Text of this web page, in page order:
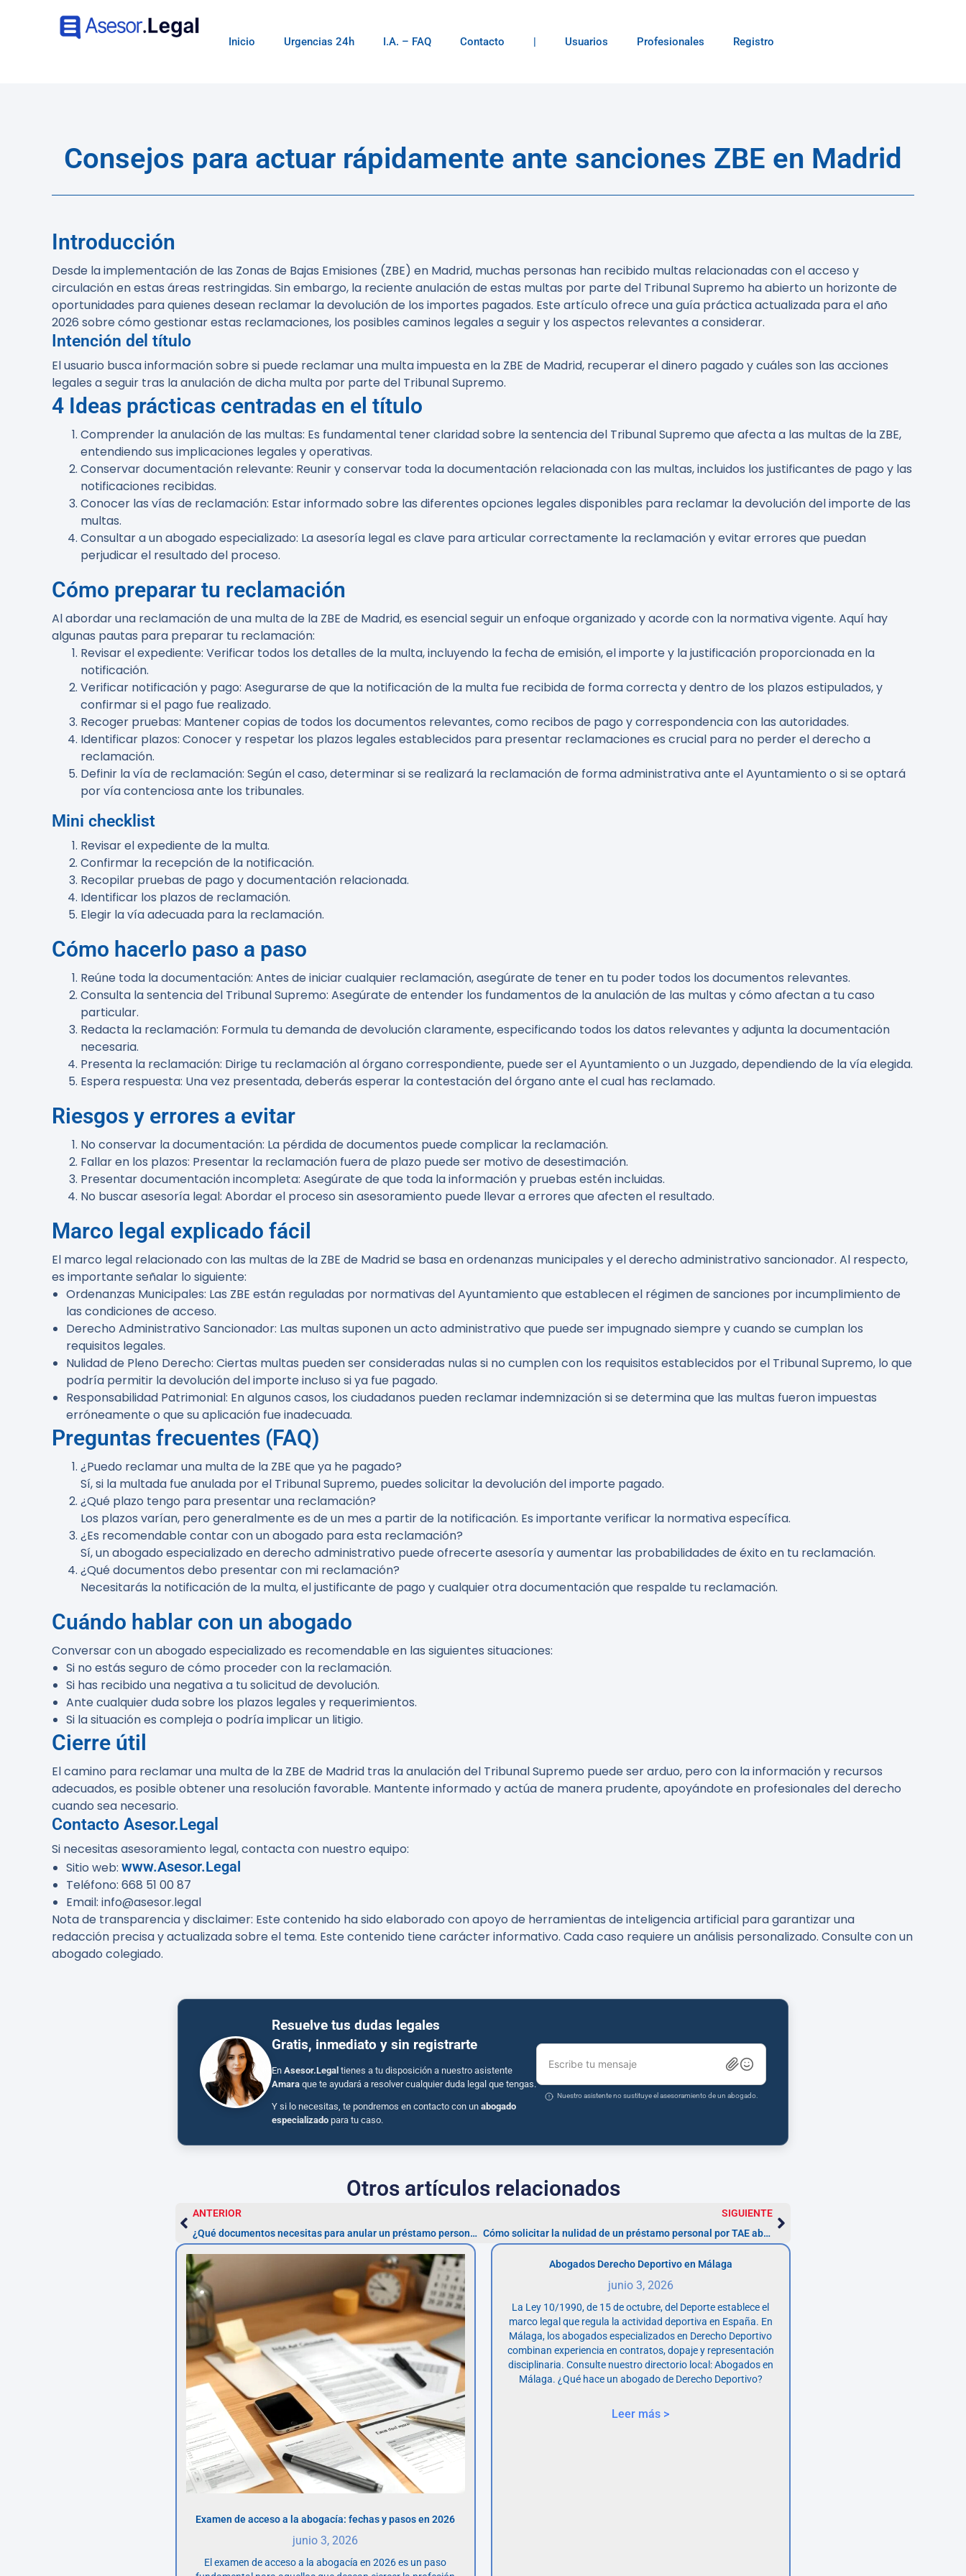
Inicio Urgencias 24h I.A. – FAQ Contacto | Usuarios Profesionales Registro
Consejos para actuar rápidamente ante sanciones ZBE en Madrid
Introducción
Desde la implementación de las Zonas de Bajas Emisiones (ZBE) en Madrid, muchas personas han recibido multas relacionadas con el acceso y
circulación en estas áreas restringidas. Sin embargo, la reciente anulación de estas multas por parte del Tribunal Supremo ha abierto un horizonte de
oportunidades para quienes desean reclamar la devolución de los importes pagados. Este artículo ofrece una guía práctica actualizada para el año
2026 sobre cómo gestionar estas reclamaciones, los posibles caminos legales a seguir y los aspectos relevantes a considerar.
Intención del título
El usuario busca información sobre si puede reclamar una multa impuesta en la ZBE de Madrid, recuperar el dinero pagado y cuáles son las acciones
legales a seguir tras la anulación de dicha multa por parte del Tribunal Supremo.
4 Ideas prácticas centradas en el título
Comprender la anulación de las multas: Es fundamental tener claridad sobre la sentencia del Tribunal Supremo que afecta a las multas de la ZBE,
entendiendo sus implicaciones legales y operativas.
Conservar documentación relevante: Reunir y conservar toda la documentación relacionada con las multas, incluidos los justificantes de pago y las
notificaciones recibidas.
Conocer las vías de reclamación: Estar informado sobre las diferentes opciones legales disponibles para reclamar la devolución del importe de las
multas.
Consultar a un abogado especializado: La asesoría legal es clave para articular correctamente la reclamación y evitar errores que puedan
perjudicar el resultado del proceso.
Cómo preparar tu reclamación
Al abordar una reclamación de una multa de la ZBE de Madrid, es esencial seguir un enfoque organizado y acorde con la normativa vigente. Aquí hay
algunas pautas para preparar tu reclamación:
Revisar el expediente: Verificar todos los detalles de la multa, incluyendo la fecha de emisión, el importe y la justificación proporcionada en la
notificación.
Verificar notificación y pago: Asegurarse de que la notificación de la multa fue recibida de forma correcta y dentro de los plazos estipulados, y
confirmar si el pago fue realizado.
Recoger pruebas: Mantener copias de todos los documentos relevantes, como recibos de pago y correspondencia con las autoridades.
Identificar plazos: Conocer y respetar los plazos legales establecidos para presentar reclamaciones es crucial para no perder el derecho a
reclamación.
Definir la vía de reclamación: Según el caso, determinar si se realizará la reclamación de forma administrativa ante el Ayuntamiento o si se optará
por vía contenciosa ante los tribunales.
Mini checklist
Revisar el expediente de la multa.
Confirmar la recepción de la notificación.
Recopilar pruebas de pago y documentación relacionada.
Identificar los plazos de reclamación.
Elegir la vía adecuada para la reclamación.
Cómo hacerlo paso a paso
Reúne toda la documentación: Antes de iniciar cualquier reclamación, asegúrate de tener en tu poder todos los documentos relevantes.
Consulta la sentencia del Tribunal Supremo: Asegúrate de entender los fundamentos de la anulación de las multas y cómo afectan a tu caso
particular.
Redacta la reclamación: Formula tu demanda de devolución claramente, especificando todos los datos relevantes y adjunta la documentación
necesaria.
Presenta la reclamación: Dirige tu reclamación al órgano correspondiente, puede ser el Ayuntamiento o un Juzgado, dependiendo de la vía elegida.
Espera respuesta: Una vez presentada, deberás esperar la contestación del órgano ante el cual has reclamado.
Riesgos y errores a evitar
No conservar la documentación: La pérdida de documentos puede complicar la reclamación.
Fallar en los plazos: Presentar la reclamación fuera de plazo puede ser motivo de desestimación.
Presentar documentación incompleta: Asegúrate de que toda la información y pruebas estén incluidas.
No buscar asesoría legal: Abordar el proceso sin asesoramiento puede llevar a errores que afecten el resultado.
Marco legal explicado fácil
El marco legal relacionado con las multas de la ZBE de Madrid se basa en ordenanzas municipales y el derecho administrativo sancionador. Al respecto,
es importante señalar lo siguiente:
Ordenanzas Municipales: Las ZBE están reguladas por normativas del Ayuntamiento que establecen el régimen de sanciones por incumplimiento de
las condiciones de acceso.
Derecho Administrativo Sancionador: Las multas suponen un acto administrativo que puede ser impugnado siempre y cuando se cumplan los
requisitos legales.
Nulidad de Pleno Derecho: Ciertas multas pueden ser consideradas nulas si no cumplen con los requisitos establecidos por el Tribunal Supremo, lo que
podría permitir la devolución del importe incluso si ya fue pagado.
Responsabilidad Patrimonial: En algunos casos, los ciudadanos pueden reclamar indemnización si se determina que las multas fueron impuestas
erróneamente o que su aplicación fue inadecuada.
Preguntas frecuentes (FAQ)
¿Puedo reclamar una multa de la ZBE que ya he pagado?
Sí, si la multada fue anulada por el Tribunal Supremo, puedes solicitar la devolución del importe pagado.
¿Qué plazo tengo para presentar una reclamación?
Los plazos varían, pero generalmente es de un mes a partir de la notificación. Es importante verificar la normativa específica.
¿Es recomendable contar con un abogado para esta reclamación?
Sí, un abogado especializado en derecho administrativo puede ofrecerte asesoría y aumentar las probabilidades de éxito en tu reclamación.
¿Qué documentos debo presentar con mi reclamación?
Necesitarás la notificación de la multa, el justificante de pago y cualquier otra documentación que respalde tu reclamación.
Cuándo hablar con un abogado
Conversar con un abogado especializado es recomendable en las siguientes situaciones:
Si no estás seguro de cómo proceder con la reclamación.
Si has recibido una negativa a tu solicitud de devolución.
Ante cualquier duda sobre los plazos legales y requerimientos.
Si la situación es compleja o podría implicar un litigio.
Cierre útil
El camino para reclamar una multa de la ZBE de Madrid tras la anulación del Tribunal Supremo puede ser arduo, pero con la información y recursos
adecuados, es posible obtener una resolución favorable. Mantente informado y actúa de manera prudente, apoyándote en profesionales del derecho
cuando sea necesario.
Contacto Asesor.Legal
Si necesitas asesoramiento legal, contacta con nuestro equipo:
Sitio web: www.Asesor.Legal
Teléfono: 668 51 00 87
Email: info@asesor.legal
Nota de transparencia y disclaimer: Este contenido ha sido elaborado con apoyo de herramientas de inteligencia artificial para garantizar una
redacción precisa y actualizada sobre el tema. Este contenido tiene carácter informativo. Cada caso requiere un análisis personalizado. Consulte con un
abogado colegiado.
Resuelve tus dudas legales
Gratis, inmediato y sin registrarte
En Asesor.Legal tienes a tu disposición a nuestro asistente
Amara que te ayudará a resolver cualquier duda legal que tengas.
Y si lo necesitas, te pondremos en contacto con un abogado
especializado para tu caso.
Escribe tu mensaje
Nuestro asistente no sustituye el asesoramiento de un abogado.
Otros artículos relacionados
ANTERIOR
¿Qué documentos necesitas para anular un préstamo personal con interés usurario?
SIGUIENTE
Cómo solicitar la nulidad de un préstamo personal por TAE abusiva
Examen de acceso a la abogacía: fechas y pasos en 2026
junio 3, 2026
El examen de acceso a la abogacía en 2026 es un paso
Abogados Derecho Deportivo en Málaga
junio 3, 2026
La Ley 10/1990, de 15 de octubre, del Deporte establece el
marco legal que regula la actividad deportiva en España. En
Málaga, los abogados especializados en Derecho Deportivo
combinan experiencia en contratos, dopaje y representación
disciplinaria. Consulte nuestro directorio local: Abogados en
Málaga. ¿Qué hace un abogado de Derecho Deportivo?
Leer más >